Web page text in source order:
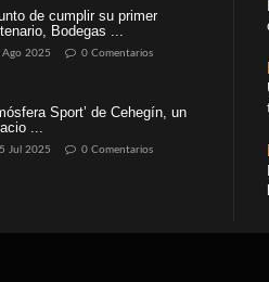
de cumplir su primer
Bodegas ...
Ago 2025 0 Comentarios
Sport’ de Cehegín, un
...
Jul 2025 0 Comentarios